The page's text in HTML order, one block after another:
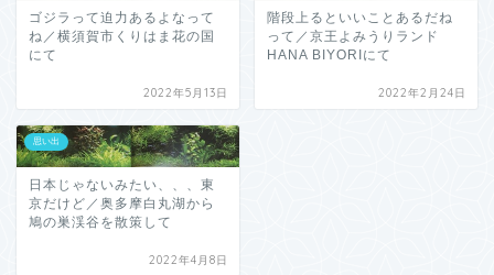
ゴジラって迫力あるよなって
ね／横須賀市くりはま花の国
にて
2022年5月13日
階段上るといいことあるだね
って／京王よみうりランド
HANA BIYORIにて
2022年2月24日
思い出
日本じゃないみたい、、、東
京だけど／奥多摩白丸湖から
鳩の巣渓谷を散策して
2022年4月8日